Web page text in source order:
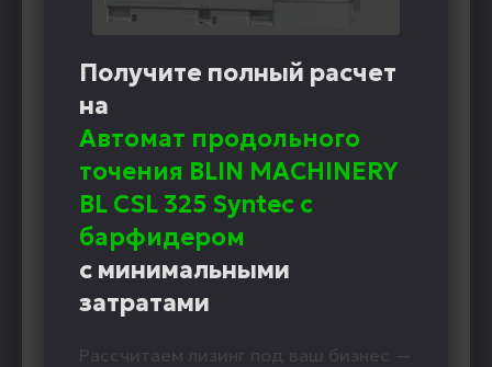
Получите полный расчет
на
Автомат продольного
точения BLIN MACHINERY
BL CSL 325 Syntec с
барфидером
с минимальными
затратами
Рассчитаем лизинг под ваш бизнес —